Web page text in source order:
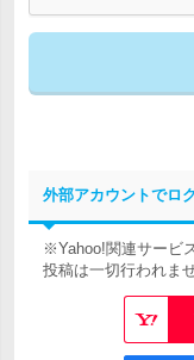
外部アカウントでロ
※Yahoo!関連サービ
投稿は一切行われませ